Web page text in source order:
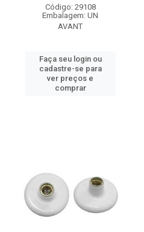
Código: 29108
Embalagem: UN
AVANT
Faça seu login ou
cadastre-se para
ver preços e
comprar